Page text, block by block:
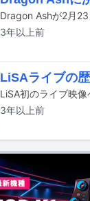
3年以上前
LiSAライブの
3年以上前